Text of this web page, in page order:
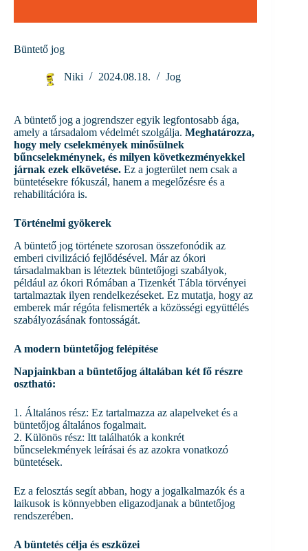
Büntető jog
Niki 2024.08.18. Jog
A büntető jog a jogrendszer egyik legfontosabb ága,
amely a társadalom védelmét szolgálja. Meghatározza,
hogy mely cselekmények minősülnek
bűncselekménynek, és milyen következményekkel
járnak ezek elkövetése. Ez a jogterület nem csak a
büntetésekre fókuszál, hanem a megelőzésre és a
rehabilitációra is.
Történelmi gyökerek
A büntető jog története szorosan összefonódik az
emberi civilizáció fejlődésével. Már az ókori
társadalmakban is léteztek büntetőjogi szabályok,
például az ókori Rómában a Tizenkét Tábla törvényei
tartalmaztak ilyen rendelkezéseket. Ez mutatja, hogy az
emberek már régóta felismerték a közösségi együttélés
szabályozásának fontosságát.
A modern büntetőjog felépítése
Napjainkban a büntetőjog általában két fő részre
osztható:
1. Általános rész: Ez tartalmazza az alapelveket és a
büntetőjog általános fogalmait.
2. Különös rész: Itt találhatók a konkrét
bűncselekmények leírásai és az azokra vonatkozó
büntetések.
Ez a felosztás segít abban, hogy a jogalkalmazók és a
laikusok is könnyebben eligazodjanak a büntetőjog
rendszerében.
A büntetés célja és eszközei